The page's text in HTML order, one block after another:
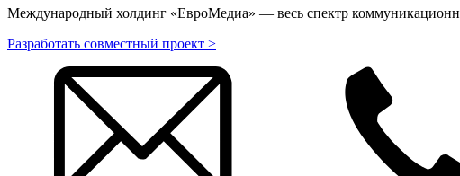
Международный холдинг «ЕвроМедиа» — весь спектр
Разработать совместный проект >